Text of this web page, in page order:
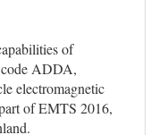
of
ADDA,
electromagnetic
of EMTS 2016,